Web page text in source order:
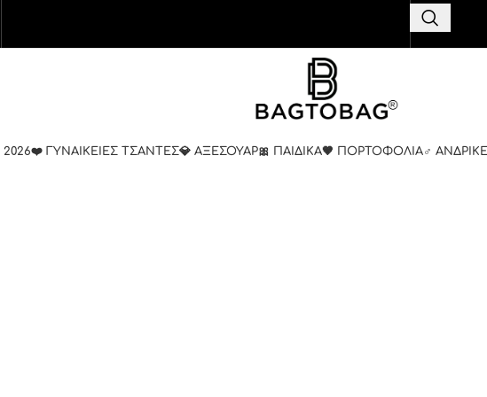
2026❤️ ΓΥΝΑΙΚΕΙΕΣ ΤΣΑΝΤΕΣ💎 ΑΞΕΣΟΥΑΡ🎀 ΠΑΙΔΙΚΑ🤎 ΠΟΡΤΟΦΟΛΙΑ♂️